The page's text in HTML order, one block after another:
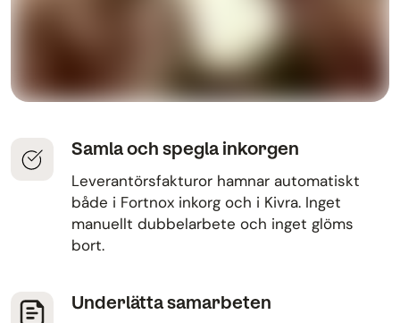
Samla och spegla inkorgen
Leverantörsfakturor hamnar automatiskt
både i Fortnox inkorg och i Kivra. Inget
manuellt dubbelarbete och inget glöms
bort.
Underlätta samarbeten